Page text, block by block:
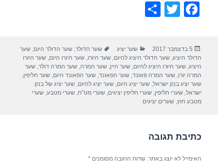
F
e
b
o
o
T
er
e
פורסם
בתאריך
5 בדצמבר 2017 קטגוריות
שער יציג תגיות
שער הדולר,שער הדולר היום,שער
הדולר היציג,שער הדולר היציג להיום,שער היורו,שער היורו היום,שער היורו
היציג,שער היורו היציג להיום,שער היין,שער המרה,שער המרה דולר,שער
המרה יורו,שער המרה פאונד,שער הפאונד,שער הפאונד היום,שער חליפין,
שער יציג בנק ישראל,שער יציג היום,שער יציג להיום,שער יציג של בנק
ישראל,שערי חליפין,שערי חליפין יציגים,שערי מט"ח,שערי מטבע,שערי
מטבע חוץ,שערים יציגים
כתיבת תגובה
האימייל לא יוצג באתר. שדות החובה מסומנים*